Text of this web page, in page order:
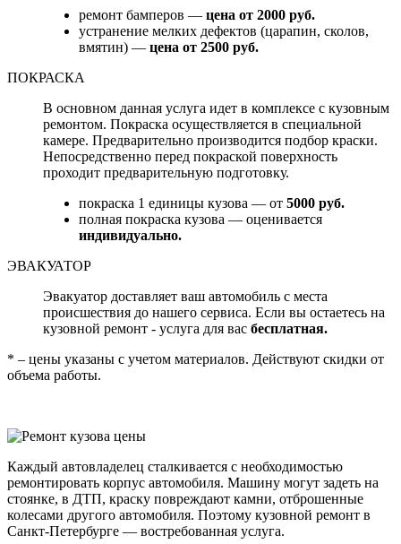
ремонт бамперов — цена от 2000 руб.
устранение мелких дефектов (царапин, сколов,
вмятин) — цена от 2500 руб.
ПОКРАСКА
В основном данная услуга идет в комплексе с кузовным
ремонтом. Покраска осуществляется в специальной
камере. Предварительно производится подбор краски.
Непосредственно перед покраской поверхность
проходит предварительную подготовку.
покраска 1 единицы кузова — от 5000 руб.
полная покраска кузова — оценивается
индивидуально.
ЭВАКУАТОР
Эвакуатор доставляет ваш автомобиль с места
происшествия до нашего сервиса. Если вы остаетесь на
кузовной ремонт - услуга для вас бесплатная.
* – цены указаны с учетом материалов. Действуют скидки от
объема работы.
Каждый автовладелец сталкивается с необходимостью
ремонтировать корпус автомобиля. Машину могут задеть на
стоянке, в ДТП, краску повреждают камни, отброшенные
колесами другого автомобиля. Поэтому кузовной ремонт в
Санкт-Петербурге — востребованная услуга.